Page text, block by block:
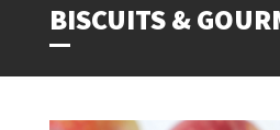
BISCUITS &